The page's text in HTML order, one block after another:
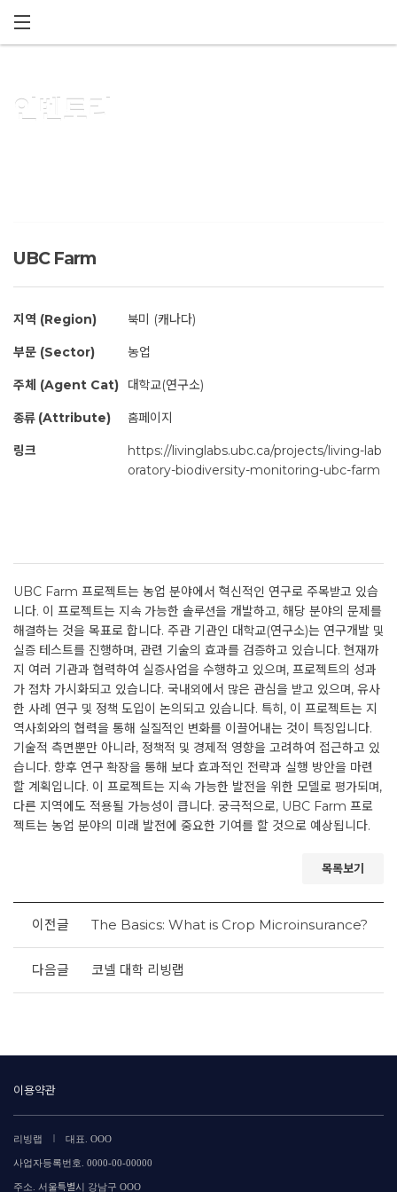
인벤토리
UBC Farm
지역 (Region) 북미 (캐나다)
부문 (Sector) 농업
주체 (Agent Cat) 대학교(연구소)
종류 (Attribute) 홈페이지
링크
https://livinglabs.ubc.ca/projects/living-lab
oratory-biodiversity-monitoring-ubc-farm
UBC Farm 프로젝트는 농업 분야에서 혁신적인 연구로 주목받고 있습
니다. 이 프로젝트는 지속 가능한 솔루션을 개발하고, 해당 분야의 문제를
해결하는 것을 목표로 합니다. 주관 기관인 대학교(연구소)는 연구개발 및
실증 테스트를 진행하며, 관련 기술의 효과를 검증하고 있습니다. 현재까
지 여러 기관과 협력하여 실증사업을 수행하고 있으며, 프로젝트의 성과
가 점차 가시화되고 있습니다. 국내외에서 많은 관심을 받고 있으며, 유사
한 사례 연구 및 정책 도입이 논의되고 있습니다. 특히, 이 프로젝트는 지
역사회와의 협력을 통해 실질적인 변화를 이끌어내는 것이 특징입니다.
기술적 측면뿐만 아니라, 정책적 및 경제적 영향을 고려하여 접근하고 있
습니다. 향후 연구 확장을 통해 보다 효과적인 전략과 실행 방안을 마련
할 계획입니다. 이 프로젝트는 지속 가능한 발전을 위한 모델로 평가되며,
다른 지역에도 적용될 가능성이 큽니다. 궁극적으로, UBC Farm 프로
젝트는 농업 분야의 미래 발전에 중요한 기여를 할 것으로 예상됩니다.
목록보기
이전글 The Basics: What is Crop Microinsurance?
다음글 코넬 대학 리빙랩
이용약관
리빙랩 | 대표. OOO
사업자등록번호. 0000-00-00000
주소. 서울특별시 강남구 OOO